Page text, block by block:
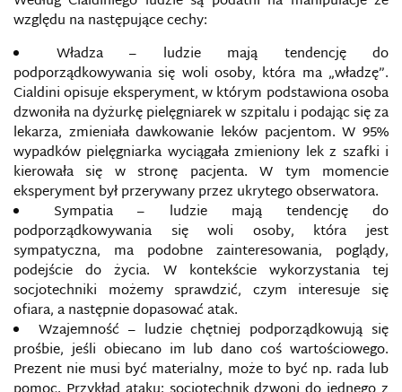
względu na następujące cechy:
Władza – ludzie mają tendencję do
podporządkowywania się woli osoby, która ma „władzę”.
Cialdini opisuje eksperyment, w którym podstawiona osoba
dzwoniła na dyżurkę pielęgniarek w szpitalu i podając się za
lekarza, zmieniała dawkowanie leków pacjentom. W 95%
wypadków pielęgniarka wyciągała zmieniony lek z szafki i
kierowała się w stronę pacjenta. W tym momencie
eksperyment był przerywany przez ukrytego obserwatora.
Sympatia – ludzie mają tendencję do
podporządkowywania się woli osoby, która jest
sympatyczna, ma podobne zainteresowania, poglądy,
podejście do życia. W kontekście wykorzystania tej
socjotechniki możemy sprawdzić, czym interesuje się
ofiara, a następnie dopasować atak.
Wzajemność – ludzie chętniej podporządkowują się
prośbie, jeśli obiecano im lub dano coś wartościowego.
Prezent nie musi być materialny, może to być np. rada lub